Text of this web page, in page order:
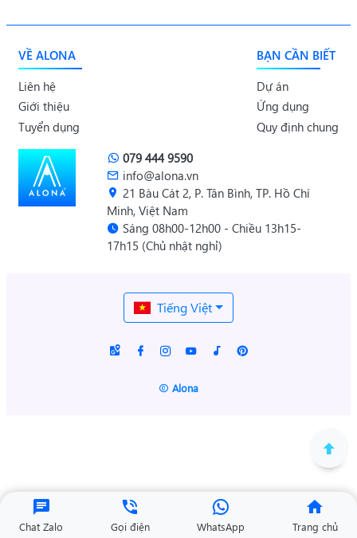
079 444 9590
info@alona.vn
21 Bàu Cát 2, P. Tân Bình, TP. Hồ Chí
Minh, Việt Nam
Sáng 08h00-12h00 - Chiều 13h15-
17h15 (Chủ nhật nghỉ)
VỀ ALONA
Liên hệ
Giới thiệu
Tuyển dụng
BẠN CẦN BIẾT
Dự án
Ứng dụng
Quy định chung
Alona
Tiếng Việt
Chat Zalo Gọi điện WhatsApp Trang chủ